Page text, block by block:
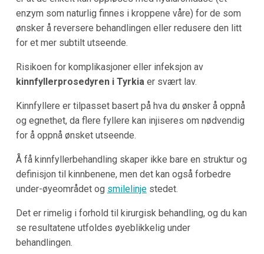
enzym som naturlig finnes i kroppene våre) for de som
ønsker å reversere behandlingen eller redusere den litt
for et mer subtilt utseende.
Risikoen for komplikasjoner eller infeksjon av
kinnfyllerprosedyren i Tyrkiaer svært lav.
Kinnfyllere er tilpasset basert på hva du ønsker å oppnå
og egnethet, da flere fyllere kan injiseres om nødvendig
for å oppnå ønsket utseende.
Å få kinnfyllerbehandling skaper ikke bare en struktur og
definisjon til kinnbenene, men det kan også forbedre
under-øyeområdet og smilelinjestedet.
Det er rimelig i forhold til kirurgisk behandling, og du kan
se resultatene utfoldes øyeblikkelig under
behandlingen.